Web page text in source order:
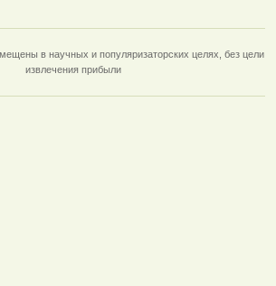
в научных и популяризаторских целях, без цели
извлечения прибыли